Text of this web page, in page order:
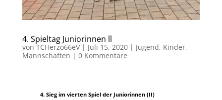
4. Spieltag Juniorinnen ll
von TCHerzo66eV| Juli 15, 2020| Jugend, Kinder,
Mannschaften | 0 Kommentare
4. Sieg im vierten Spiel der Juniorinnen (II)